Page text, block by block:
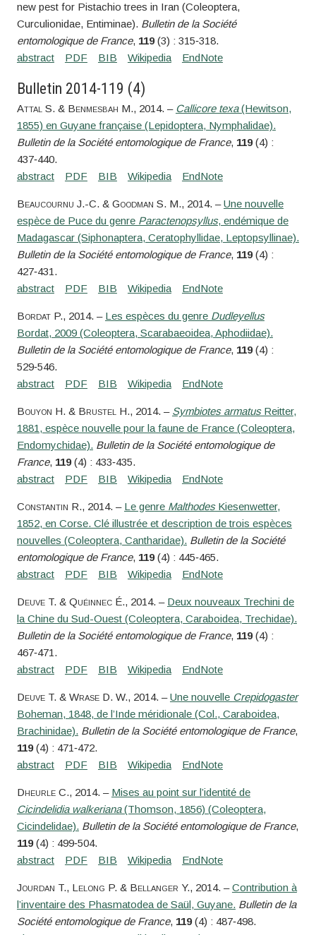
new pest for Pistachio trees in Iran (Coleoptera,
Curculionidae, Entiminae). Bulletin de la Société
entomologique de France, 119(3) : 315‑318.
Bulletin 2014-119 (4)
Attal S. & Benmesbah M., 2014. – Callicore texa(Hewitson,
1855) en Guyane française (Lepidoptera, Nymphalidae).
Bulletin de la Société entomologique de France, 119(4) :
437‑440.
Beaucournu J.-C. & Goodman S. M., 2014. –Une nouvelle
espèce de Puce du genre Paractenopsyllus, endémique de
Madagascar (Siphonaptera, Ceratophyllidae, Leptopsyllinae).
Bulletin de la Société entomologique de France, 119(4) :
427‑431.
BordatP., 2014. – Les espèces du genre Dudleyellus
Bordat, 2009 (Coleoptera, Scarabaeoidea, Aphodiidae).
Bulletin de la Société entomologique de France, 119(4) :
529‑546.
Bouyon H. & Brustel H., 2014. – Symbiotes armatusReitter,
1881, espèce nouvelle pour la faune de France (Coleoptera,
Endomychidae). Bulletin de la Société entomologique de
France, 119(4) : 433‑435.
Constantin R., 2014. – Le genre MalthodesKiesenwetter,
1852, en Corse. Clé illustrée et description de trois espèces
nouvelles (Coleoptera, Cantharidae). Bulletin de la Société
entomologique de France, 119(4) : 445‑465.
DeuveT. & QuéinnecÉ., 2014. – Deux nouveaux Trechini de
la Chine du Sud-Ouest (Coleoptera, Caraboidea, Trechidae).
Bulletin de la Société entomologique de France, 119(4) :
467‑471.
DeuveT. & WraseD. W., 2014. –Une nouvelle Crepidogaster
Boheman, 1848, de l’Inde méridionale (Col., Caraboidea,
Brachinidae). Bulletin de la Société entomologique de France,
119(4) : 471‑472.
DheurleC., 2014. – Mises au point sur l’identité de
Cicindelidia walkeriana(Thomson, 1856) (Coleoptera,
Cicindelidae). Bulletin de la Société entomologique de France,
119(4) : 499‑504.
Jourdan T., Lelong P. & Bellanger Y., 2014. –Contribution à
l’inventaire des Phasmatodea de Saül, Guyane. Bulletin de la
Société entomologique de France, 119(4) : 487‑498.